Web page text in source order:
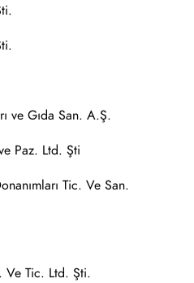
ve Gıda San. A.Ş.
Paz. Ltd. Şti
Tic. Ve San.
Ve Tic. Ltd. Şti.